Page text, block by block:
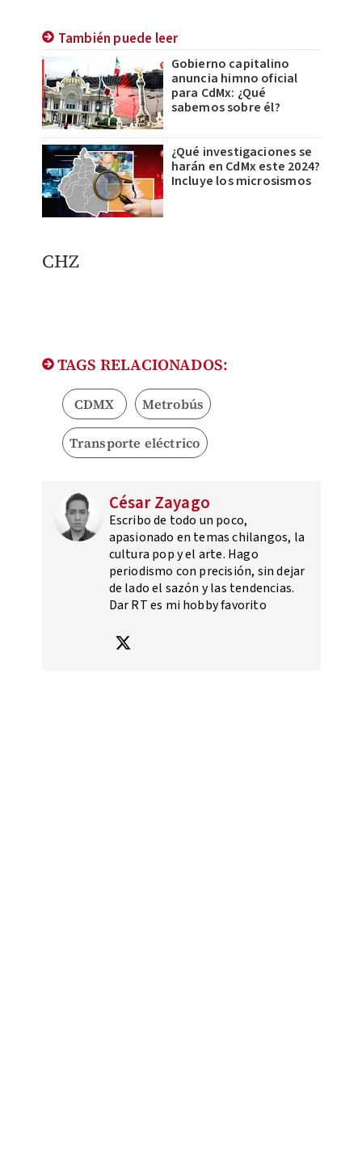
También puede leer
Gobierno capitalino
anuncia himno oficial
para CdMx: ¿Qué
sabemos sobre él?
¿Qué investigaciones se
harán en CdMx este 2024?
Incluye los microsismos
CHZ
TAGS RELACIONADOS:
CDMX Metrobús
Transporte eléctrico
César Zayago
Escribo de todo un poco,
apasionado en temas chilangos, la
cultura pop y el arte. Hago
periodismo con precisión, sin dejar
de lado el sazón y las tendencias.
Dar RT es mi hobby favorito